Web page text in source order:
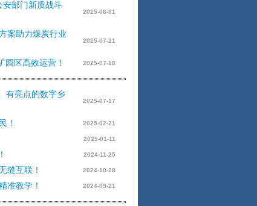
安部门新质战斗
2025-08-01
案助力煤炭行业
2025-07-21
园区高效运营！ 2025-07-18
有亮点的数字乡
2025-07-17
！ 2025-02-21
2025-01-11
2024-11-25
缝互联！ 2024-10-28
准教学！ 2024-09-21